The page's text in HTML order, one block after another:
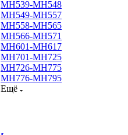
МН539-МН548
МН549-МН557
МН558-МН565
МН566-МН571
МН601-МН617
МН701-МН725
МН726-МН775
МН776-МН795
Ещё